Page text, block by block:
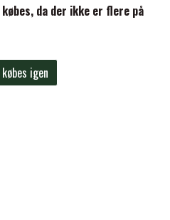
PADS
MOUTHda der ikke er flere på
igen